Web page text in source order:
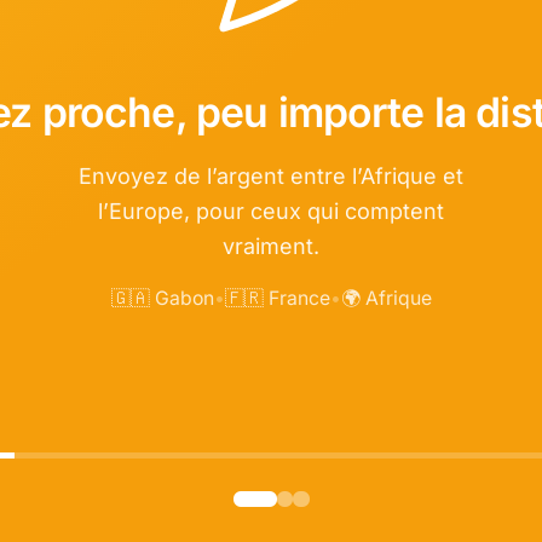
proche, peu importe la
Envoyez de l’argent entre l’Afrique et
l’Europe, pour ceux qui comptent
vraiment.
🇬🇦 Gabon•🇫🇷 France•🌍 Afrique